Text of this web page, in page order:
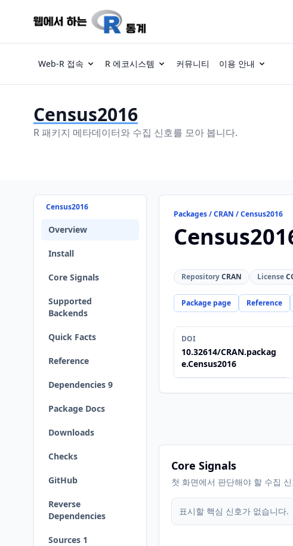
Web-R 접속 R 에코시스템 커뮤니티 이용 안내
Census2016
R 패키지 메타데이터와 수집 신호를 모아 봅니다.
Census2016
Overview
Install
Core Signals
Supported
Backends
Quick Facts
Reference
Dependencies 9
Package Docs
Downloads
Checks
GitHub
Reverse
Dependencies
Sources 1
Packages / CRAN / Census2016
RepositoryCRAN License
Package page Reference
DOI
10.32614/CRAN.packag
e.Census2016
Core Signals
첫 화면에서 판단해야 할 수집
표시할 핵심 신호가 없습니다.